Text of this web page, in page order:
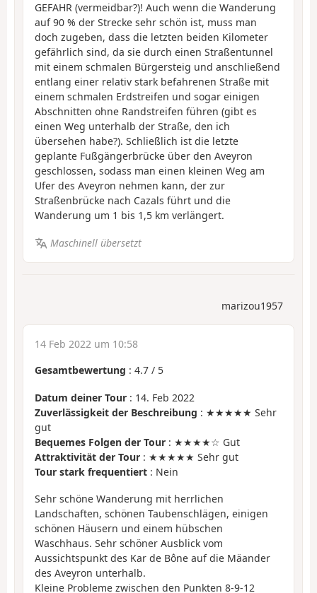
GEFAHR (vermeidbar?)! Auch wenn die Wanderung
auf 90 % der Strecke sehr schön ist, muss man
doch zugeben, dass die letzten beiden Kilometer
gefährlich sind, da sie durch einen Straßentunnel
mit einem schmalen Bürgersteig und anschließend
entlang einer relativ stark befahrenen Straße mit
einem schmalen Erdstreifen und sogar einigen
Abschnitten ohne Randstreifen führen (gibt es
einen Weg unterhalb der Straße, den ich
übersehen habe?). Schließlich ist die letzte
geplante Fußgängerbrücke über den Aveyron
geschlossen, sodass man einen kleinen Weg am
Ufer des Aveyron nehmen kann, der zur
Straßenbrücke nach Cazals führt und die
Wanderung um 1 bis 1,5 km verlängert.
Maschinell übersetzt
marizou1957
14 Feb 2022 um 10:58
Gesamtbewertung : 4.7 / 5
Datum deiner Tour : 14. Feb 2022
Zuverlässigkeit der Beschreibung : ★★★★★ Sehr
gut
Bequemes Folgen der Tour : ★★★★☆ Gut
Attraktivität der Tour : ★★★★★ Sehr gut
Tour stark frequentiert : Nein
Sehr schöne Wanderung mit herrlichen
Landschaften, schönen Taubenschlägen, einigen
schönen Häusern und einem hübschen
Waschhaus. Sehr schöner Ausblick vom
Aussichtspunkt des Kar de Bône auf die Mäander
des Aveyron unterhalb.
Kleine Probleme zwischen den Punkten 8-9-12